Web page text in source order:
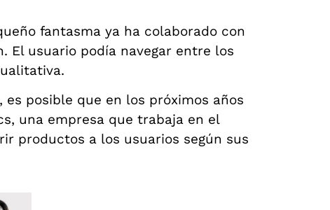
fantasma ya ha colaborado con
El usuario podía navegar entre los
posible que en los próximos años
una empresa que trabaja en el
productos a los usuarios según sus